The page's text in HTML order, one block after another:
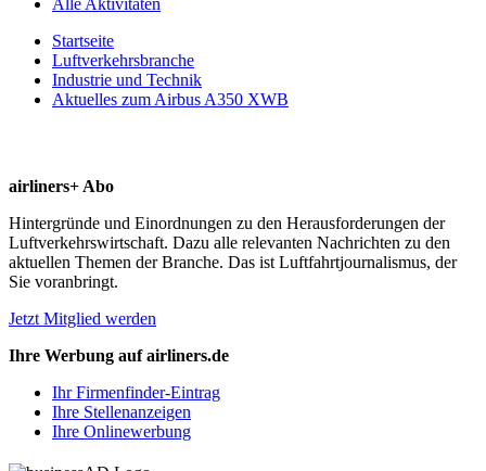
Startseite
Luftverkehrsbranche
Industrie und Technik
Aktuelles zum Airbus A350 XWB
airliners+ Abo
Hintergründe und Einordnungen zu den Herausforderungen der
Luftverkehrswirtschaft. Dazu alle relevanten Nachrichten zu den
aktuellen Themen der Branche. Das ist Luftfahrtjournalismus, der
Sie voranbringt.
Jetzt Mitglied werden
Ihre Werbung auf airliners.de
Ihr Firmenfinder-Eintrag
Ihre Stellenanzeigen
Ihre Onlinewerbung